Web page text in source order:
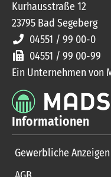
Kurhausstraße 12
23795 Bad Segeberg
04551 / 99 00-0
04551 / 99 00-99
Ein Unternehmen von
Informationen
Gewerbliche